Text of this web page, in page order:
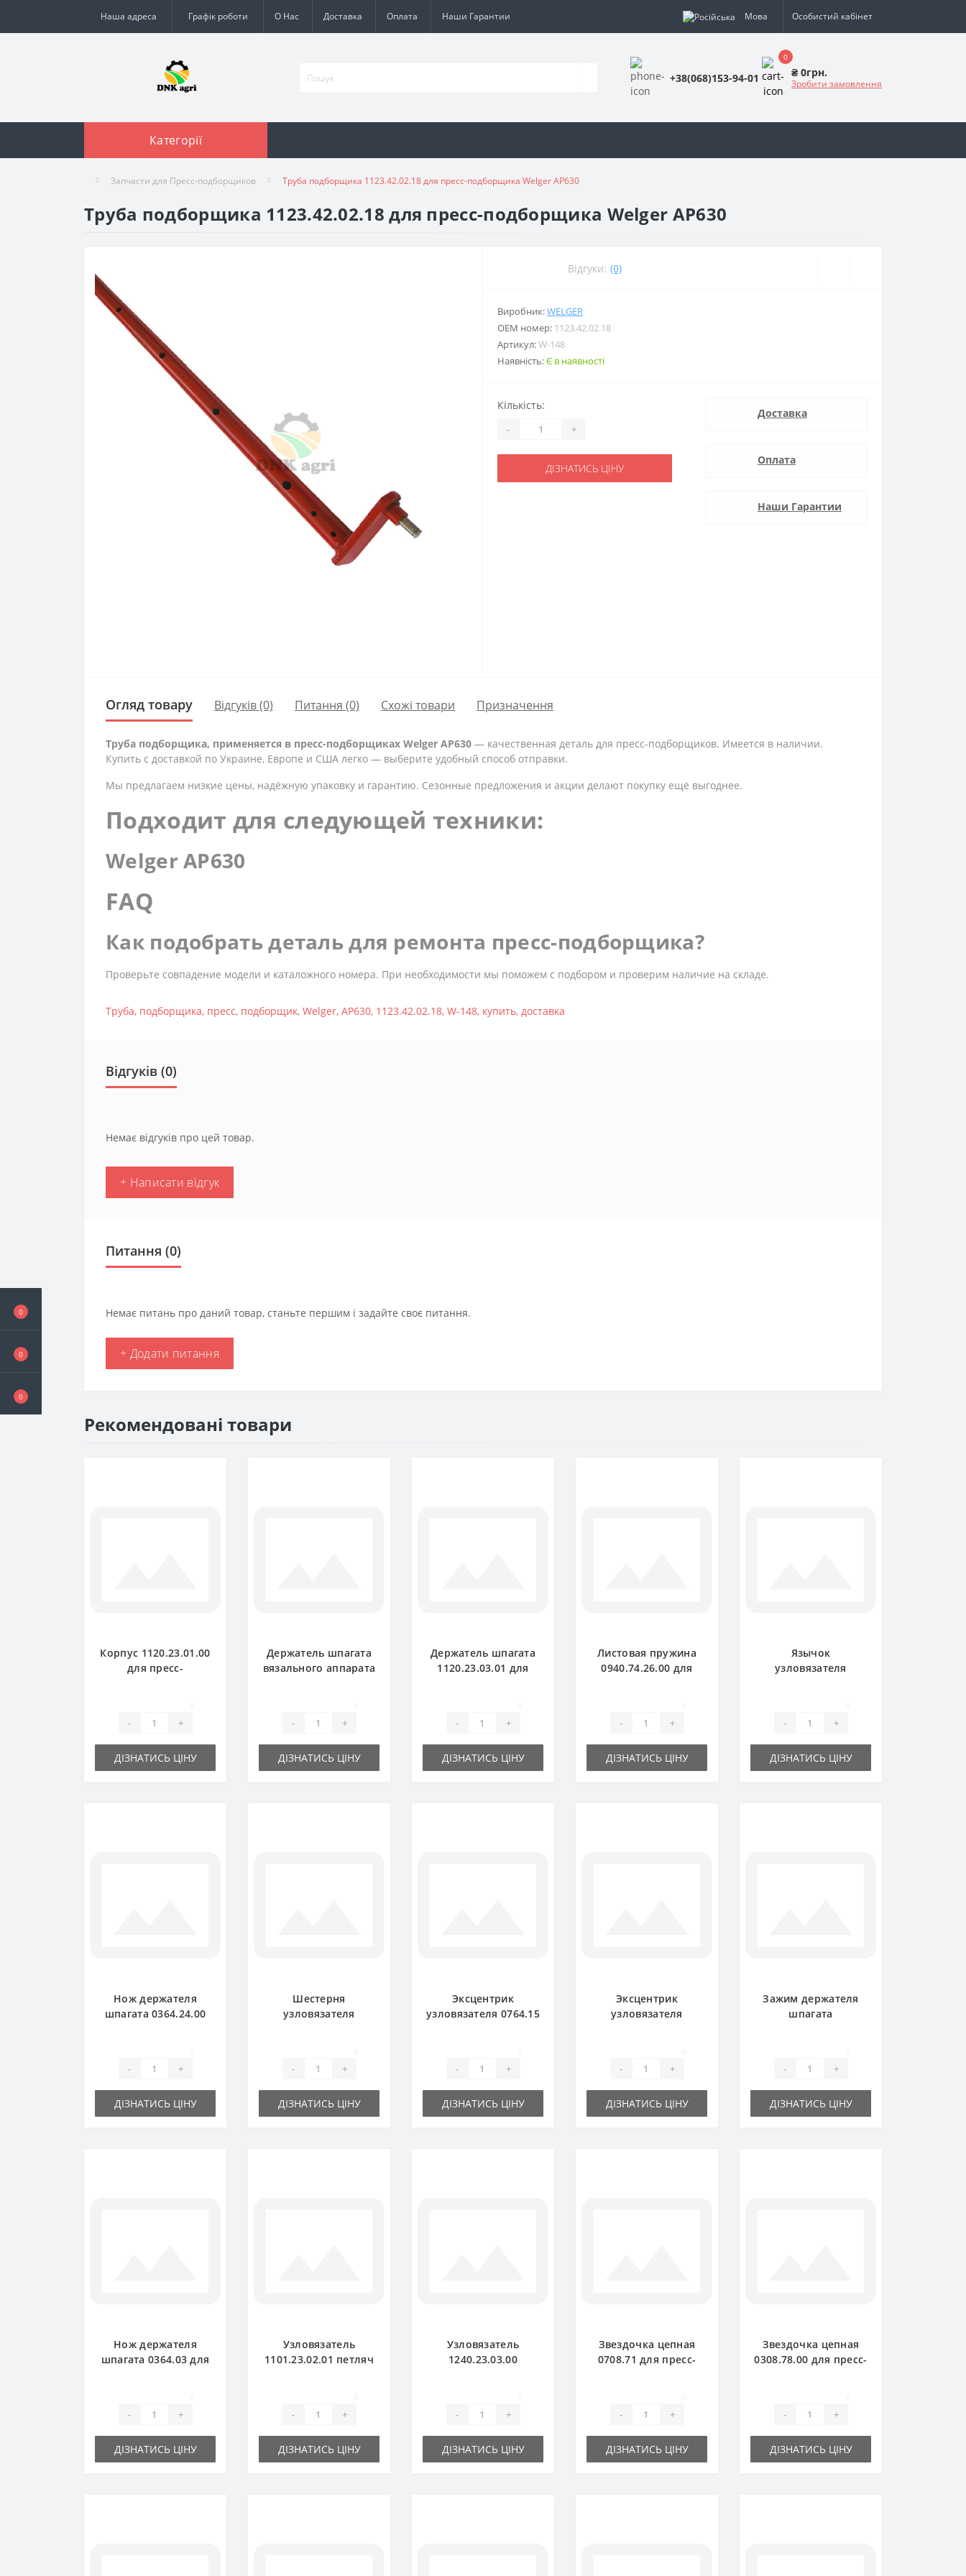
0
0
0
Наша адреса Графік роботи О Нас Доставка Оплата Наши Гарантии Мова Особистий кабінет
+38(068)153-94-01
0
₴ 0грн.
Зробити замовлення
Категорії
Запчасти для Пресс-подборщиков Труба подборщика 1123.42.02.18 для пресс-подборщика Welger AP630
Труба подборщика 1123.42.02.18 для пресс-подборщика Welger AP630
Відгуки: (0)
Виробник:WELGER
ОЕМ номер: 1123.42.02.18
Артикул:W-148
Наявність:Є в наявності
Кількість:
- +
ДІЗНАТИСЬ ЦІНУ
Доставка
Оплата
Наши Гарантии
Огляд товару Відгуків (0) Питання (0) Схожі товари Призначення
Труба подборщика, применяется в пресс-подборщиках Welger AP630 — качественная деталь для пресс-подборщиков. Имеется в наличии.
Купить с доставкой по Украине, Европе и США легко — выберите удобный способ отправки.
Мы предлагаем низкие цены, надёжную упаковку и гарантию. Сезонные предложения и акции делают покупку ещё выгоднее.
Подходит для следующей техники:
Welger AP630
FAQ
Как подобрать деталь для ремонта пресс-подборщика?
Проверьте совпадение модели и каталожного номера. При необходимости мы поможем с подбором и проверим наличие на складе.
Труба, подборщика, пресс, подборщик, Welger, AP630, 1123.42.02.18, W-148, купить, доставка
Відгуків (0)
Немає відгуків про цей товар.
+ Написати відгук
Питання (0)
Немає питань про даний товар, станьте першим і задайте своє питання.
+ Додати питання
Рекомендовані товари
Корпус 1120.23.01.00
для пресс-
- +
ДІЗНАТИСЬ ЦІНУ
Держатель шпагата
вязального аппарата
- +
ДІЗНАТИСЬ ЦІНУ
Держатель шпагата
1120.23.03.01 для
- +
ДІЗНАТИСЬ ЦІНУ
Листовая пружина
0940.74.26.00 для
- +
ДІЗНАТИСЬ ЦІНУ
Язычок
узловязателя
- +
ДІЗНАТИСЬ ЦІНУ
Нож держателя
шпагата 0364.24.00
- +
ДІЗНАТИСЬ ЦІНУ
Шестерня
узловязателя
- +
ДІЗНАТИСЬ ЦІНУ
Эксцентрик
узловязателя 0764.15
- +
ДІЗНАТИСЬ ЦІНУ
Эксцентрик
узловязателя
- +
ДІЗНАТИСЬ ЦІНУ
Зажим держателя
шпагата
- +
ДІЗНАТИСЬ ЦІНУ
Нож держателя
шпагата 0364.03 для
- +
ДІЗНАТИСЬ ЦІНУ
Узловязатель
1101.23.02.01 петляч
- +
ДІЗНАТИСЬ ЦІНУ
Узловязатель
1240.23.03.00
- +
ДІЗНАТИСЬ ЦІНУ
Звездочка цепная
0708.71 для пресс-
- +
ДІЗНАТИСЬ ЦІНУ
Звездочка цепная
0308.78.00 для пресс-
- +
ДІЗНАТИСЬ ЦІНУ